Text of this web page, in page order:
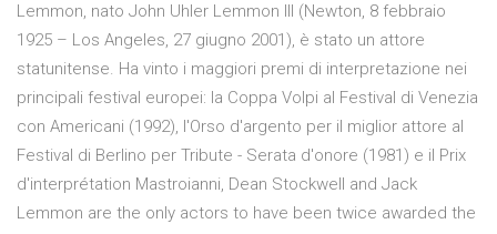
Lemmon, nato John Uhler Lemmon III (Newton, 8 febbraio
1925 – Los Angeles, 27 giugno 2001), è stato un attore
statunitense. Ha vinto i maggiori premi di interpretazione nei
principali festival europei: la Coppa Volpi al Festival di Venezia
con Americani (1992), l'Orso d'argento per il miglior attore al
Festival di Berlino per Tribute - Serata d'onore (1981) e il Prix
d'interprétation Mastroianni, Dean Stockwell and Jack
Lemmon are the only actors to have been twice awarded the